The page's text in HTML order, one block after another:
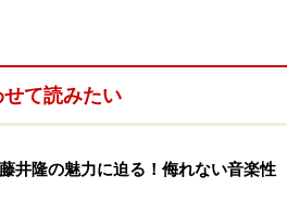
せて読みたい
井隆の魅力に迫る！侮れない音楽性